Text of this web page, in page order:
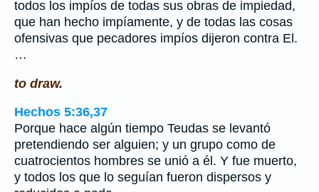
todos los impíos de todas sus obras de impiedad,
que han hecho impíamente, y de todas las cosas
ofensivas que pecadores impíos dijeron contra El.
…
to draw.
Hechos 5:36,37
Porque hace algún tiempo Teudas se levantó
pretendiendo ser alguien; y un grupo como de
cuatrocientos hombres se unió a él. Y fue muerto,
y todos los que lo seguían fueron dispersos y